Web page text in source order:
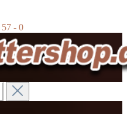
- 0